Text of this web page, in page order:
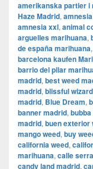
amerikanska partier i
Haze Madrid,
amnesia xxl, animal
arguelles marihuana,
de españa marihuana,
barcelona kaufen
barrio del pilar
madrid, best weed
madrid, blissful
madrid, Blue Dream,
banner madrid,
madrid, buen exterior
mango weed, buy
california weed,
marihuana, calle
candy land madrid,